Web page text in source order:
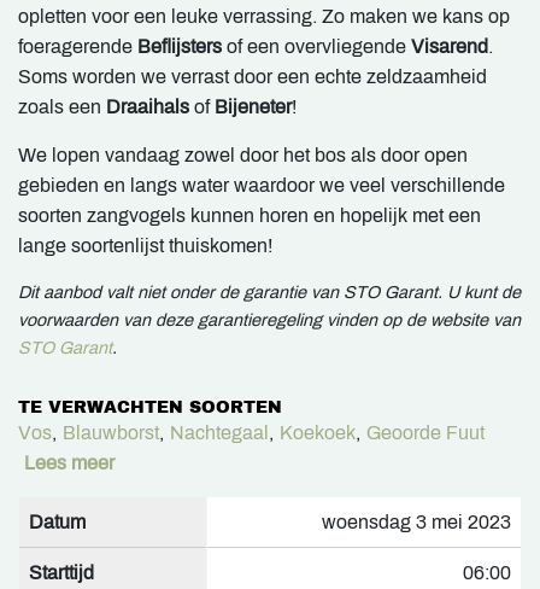
opletten voor een leuke verrassing. Zo maken we kans op
foeragerende Beflijsters of een overvliegende Visarend.
Soms worden we verrast door een echte zeldzaamheid
zoals een Draaihals of Bijeneter!
We lopen vandaag zowel door het bos als door open
gebieden en langs water waardoor we veel verschillende
soorten zangvogels kunnen horen en hopelijk met een
lange soortenlijst thuiskomen!
Dit aanbod valt niet onder de garantie van STO Garant. U kunt de
voorwaarden van deze garantieregeling vinden op de website van
STO Garant.
TE VERWACHTEN SOORTEN
Vos, Blauwborst, Nachtegaal , Koekoek, Geoorde Fuut
Lees meer
Datum woensdag 3 mei 2023
Starttijd 06:00